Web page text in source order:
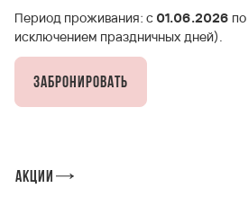
Период проживания: с 01.06.2026 по
исключением праздничных дней).
Забронировать
Акции